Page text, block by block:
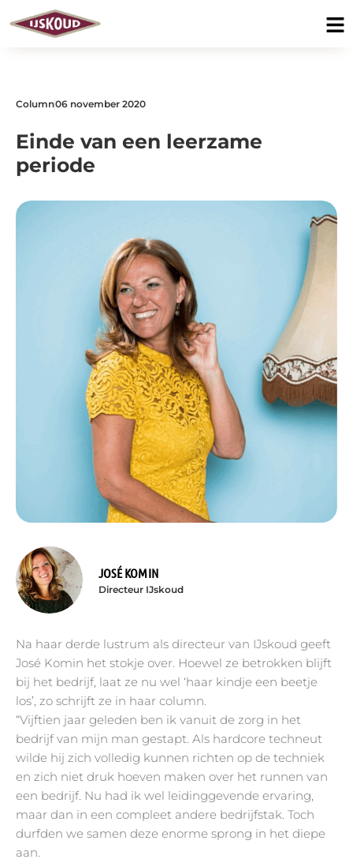
Column06 november 2020
Einde van een leerzame
periode
JOSÉ KOMIN
Directeur IJskoud
Na haar derde lustrum als directeur van IJskoud geeft
José Komin het stokje over. Hoewel ze betrokken blijft
bij het bedrijf, laat ze nu wel ‘haar kindje een beetje
los’, zo schrijft ze in haar column.
“Vijftien jaar geleden ben ik vanuit de zorg in het
bedrijf van mijn man gestapt. Als hardcore techneut
wilde hij zich volledig kunnen richten op de techniek
en zich niet druk hoeven maken over het runnen van
een bedrijf. Nu had ik wel leidinggevende ervaring,
maar dan in een compleet andere bedrijfstak. Toch
durfden we samen deze enorme sprong in het diepe
aan.